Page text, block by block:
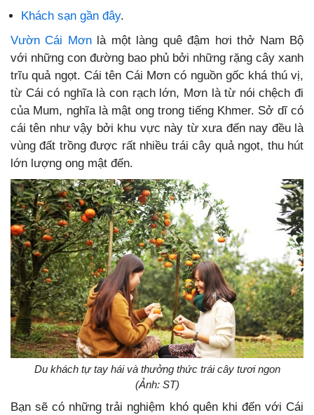
Khách sạn gần đây.
Vườn Cái Mơnlà một làng quê đậm hơi thở Nam Bộ
với những con đường bao phủ bởi những rặng cây xanh
trĩu quả ngọt. Cái tên Cái Mơn có nguồn gốc khá thú vị,
từ Cái có nghĩa là con rạch lớn, Mơn là từ nói chệch đi
của Mum, nghĩa là mật ong trong tiếng Khmer. Sở dĩ có
cái tên như vậy bởi khu vực này từ xưa đến nay đều là
vùng đất trồng được rất nhiều trái cây quả ngọt, thu hút
lớn lượng ong mật đến.
Du khách tự tay hái và thưởng thức trái cây tươi ngon
(Ảnh: ST)
Bạn sẽ có những trải nghiệm khó quên khi đến với Cái